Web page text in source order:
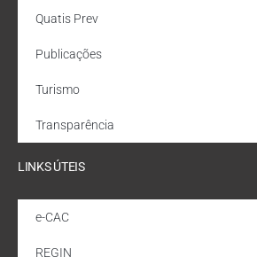
Quatis Prev
Publicações
Turismo
Transparência
LINKS ÚTEIS
e-CAC
REGIN